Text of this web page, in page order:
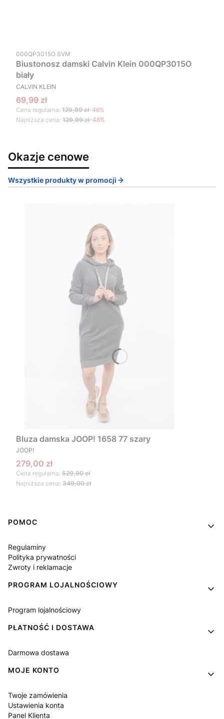
Kod produktu
000QP3015O SVM
Biustonosz damski Calvin Klein 000QP3015O
biały
PRODUCENT
CALVIN KLEIN
Cena promocyjna
69,99 zł
Cena regularna: 129,99 zł-46%
Najniższa cena: 129,99 zł-46%
Okazje cenowe
Wszystkie produkty w promocji
Bluza damska JOOP! 1658 77 szary
PRODUCENT
JOOP!
Cena promocyjna
279,00 zł
Cena regularna: 529,90 zł
Najniższa cena: 349,00 zł
Linki w stopce
POMOC
Regulaminy
Polityka prywatności
Zwroty i reklamacje
PROGRAM LOJALNOŚCIOWY
Program lojalnościowy
PŁATNOŚĆ I DOSTAWA
Darmowa dostawa
MOJE KONTO
Twoje zamówienia
Ustawienia konta
Panel Klienta